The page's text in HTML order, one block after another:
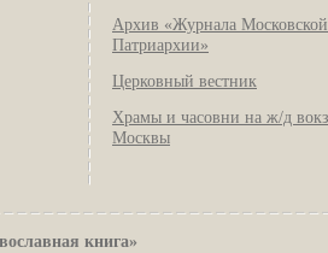
Архив «Журнала Московской
Патриархии»
Церковный вестник
Храмы и часовни на ж/д
Москвы
книга»